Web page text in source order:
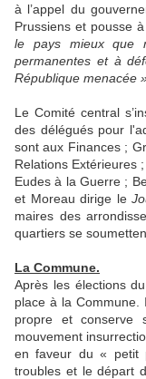
à l’appel du
Prussiens et pousse
le pays mieux que
permanentes et à
République menacée
Le Comité central
des délégués pour
sont aux Finances ;
Relations Extérieures
Eudes à la Guerre ;
et Moreau dirige le
maires des
quartiers se
La Commune.
Après les élections
place à la Commune.
propre et conserve
mouvement
en faveur du « petit
troubles et le départ